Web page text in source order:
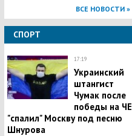
ВСЕ НОВОСТИ »
СПОРТ
17:19
Украинский
штангист
Чумак после
победы на ЧЕ
"спалил" Москву под песню
Шнурова